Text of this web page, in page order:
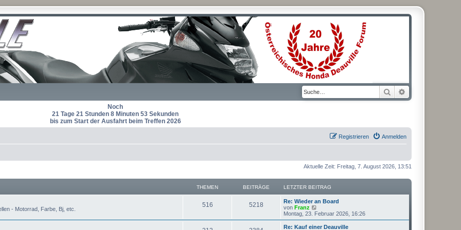
Suche
Noch
21 Tage 21 Stunden 8 Minuten 52 Sekunden
bis zum Start der Ausfahrt beim Treffen 2026
Anmelden
Registrieren
Aktuelle Zeit: Freitag, 7. August 2026, 13:51
THEMEN BEITRÄGE LETZTER BEITRAG
- Motorrad, Farbe, Bj, etc.
516T
5218
L
e
t
z
t
Re: Wieder an Board
von Franz
e
u
e
Montag, 23. Februar 2026, 16:26
L
Re: Kauf einer Deauville